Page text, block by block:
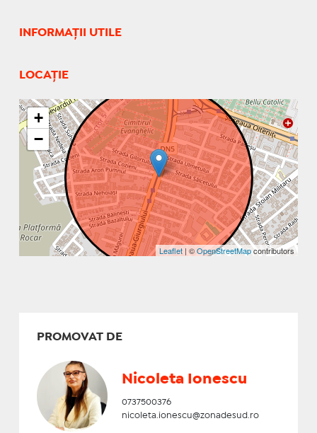
INFORMAŢII UTILE
LOCAȚIE
+
−
Leaflet | ©OpenStreetMapcontributors
PROMOVAT DE
Nicoleta Ionescu
0737500376
nicoleta.ionescu@zonadesud.ro